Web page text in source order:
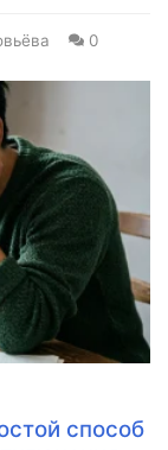
0
способ